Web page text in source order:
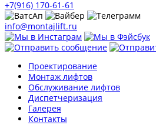
+7(916) 170-61-61
info@montajlift.ru
Проектирование
Монтаж лифтов
Обслуживание лифтов
Диспетчеризация
Галерея
Контакты